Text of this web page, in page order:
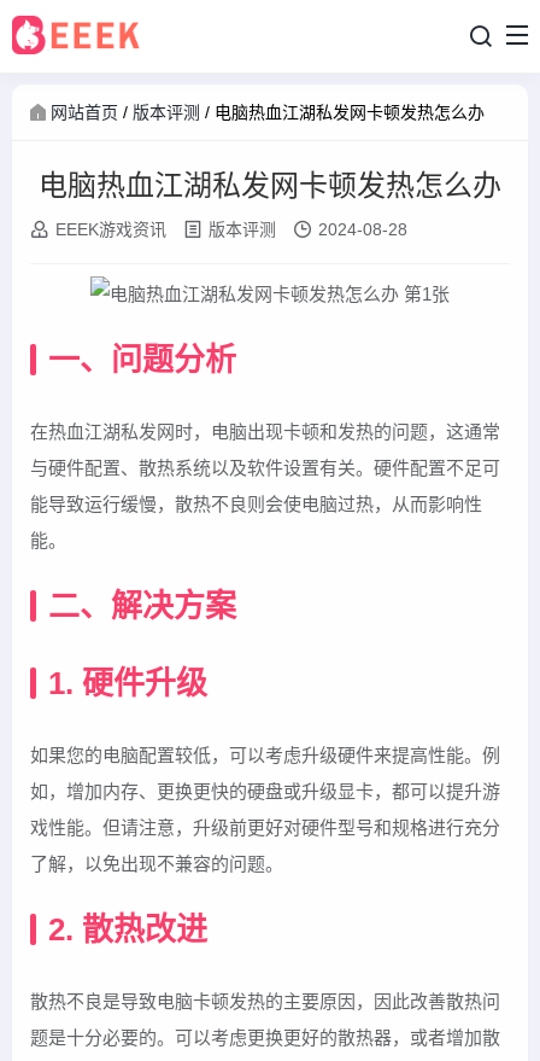
网站首页 / 版本评测 / 电脑热血江湖私发网卡顿发热怎么办
电脑热血江湖私发网卡顿发热怎么办
EEEK游戏资讯 版本评测 2024-08-28
一、问题分析
在热血江湖私发网时，电脑出现卡顿和发热的问题，这通常
与硬件配置、散热系统以及软件设置有关。硬件配置不足可
能导致运行缓慢，散热不良则会使电脑过热，从而影响性
能。
二、解决方案
1. 硬件升级
如果您的电脑配置较低，可以考虑升级硬件来提高性能。例
如，增加内存、更换更快的硬盘或升级显卡，都可以提升游
戏性能。但请注意，升级前更好对硬件型号和规格进行充分
了解，以免出现不兼容的问题。
2. 散热改进
散热不良是导致电脑卡顿发热的主要原因，因此改善散热问
题是十分必要的。可以考虑更换更好的散热器，或者增加散